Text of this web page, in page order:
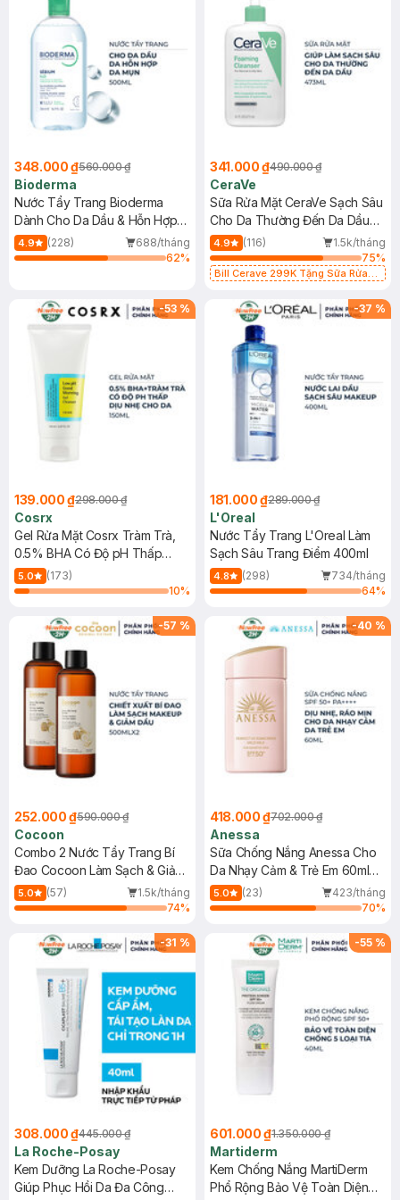
348.000 ₫560.000 ₫
Bioderma
Nước Tẩy Trang Bioderma
Dành Cho Da Dầu & Hỗn Hợp
500ml
4.9 (228)
688/tháng
62%
341.000 ₫490.000 ₫
CeraVe
Sữa Rửa Mặt CeraVe Sạch Sâu
Cho Da Thường Đến Da Dầu
473ml
4.9 (116)
1.5k/tháng
75%
Bill Cerave 299K Tặng Sữa Rửa
-53 %
139.000 ₫298.000 ₫
Cosrx
Gel Rửa Mặt Cosrx Tràm Trà,
0.5% BHA Có Độ pH Thấp
150ml
5.0
(173)
10%
-37 %
181.000 ₫289.000 ₫
L'Oreal
Nước Tẩy Trang L'Oreal Làm
Sạch Sâu Trang Điểm 400ml
4.8 (298)
734/tháng
64%
-57 %
252.000 ₫590.000 ₫
Cocoon
Combo 2 Nước Tẩy Trang Bí
Đao Cocoon Làm Sạch & Giảm
Dầu 500ml
5.0 (57)
1.5k/tháng
74%
-40 %
418.000 ₫702.000 ₫
Anessa
Sữa Chống Nắng Anessa Cho
Da Nhạy Cảm & Trẻ Em 60ml
(Mới)
5.0 (23)
423/tháng
70%
-31 %
308.000 ₫445.000 ₫
La Roche-Posay
Kem Dưỡng La Roche-Posay
Giúp Phục Hồi Da Đa Công
-55 %
601.000 ₫1.350.000 ₫
Martiderm
Kem Chống Nắng MartiDerm
Phổ Rộng Bảo Vệ Toàn Diện